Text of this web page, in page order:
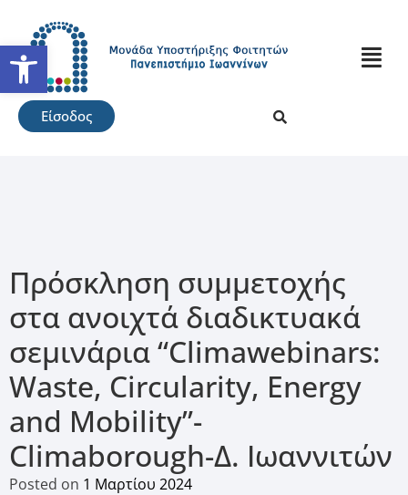
Ανοίξτε τη γραμμή
Είσοδος
Πρόσκληση συμμετοχής
στα ανοιχτά διαδικτυακά
σεμινάρια “Climawebinars:
Waste, Circularity, Energy
and Mobility”-
Climaborough-Δ. Ιωαννιτών
Posted on 1 Μαρτίου 2024